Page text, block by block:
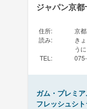
ジャパン京
住所:
京
読み:
き
う
TEL :
ガム・プレミ
フレッシュシ